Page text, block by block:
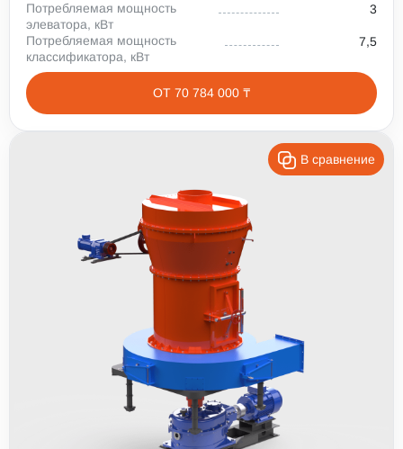
Потребляемая мощность
элеватора, кВт
3
Потребляемая мощность
классификатора, кВт
7,5
ОТ 70 784 000 ₸
В сравнение